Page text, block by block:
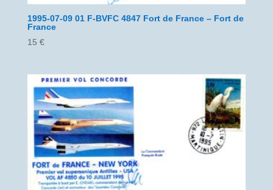
1995-07-09 01 F-BVFC 4847 Fort de France – Fort de
France
15 €